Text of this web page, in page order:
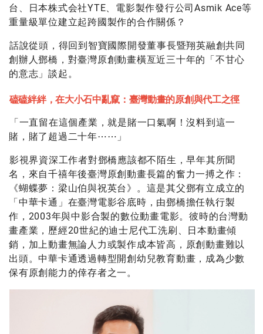
台、日本株式会社YTE、電影製作發行公司Asmik Ace等
重量級單位建立起跨國製作的合作關係？
話說從頭，得回到智寶國際開發董事長暨翔英融創共同
創辦人鄧橋，對臺灣原創動畫橫亙近三十年的「不甘心
的意志」談起。
磕磕絆絆，在大小石中亂竄：臺灣動畫的原創與代工之徑
「一直留在這個產業，就是賭一口氣啊！沒料到這一
賭，賭了超過二十年⋯⋯」
影視界資深工作者對鄧橋應該都不陌生，早年其所聞
名，來自千禧年後臺灣原創動畫長篇的奮力一搏之作：
《蝴蝶夢：梁山伯與祝英台》。這是其父鄧有立成立的
「中華卡通」在臺灣電影谷底時，由鄧橋擔任執行製
作，2003年與中影合製的數位動畫電影。彼時的台灣動
畫產業，歷經20世紀的迪士尼代工洗刷、日本動畫傾
銷，加上動畫無論人力或製作成本皆高，原創動畫難以
出頭。中華卡通透過轉型開創幼兒教育動畫，成為少數
保有原創能力的倖存者之一。